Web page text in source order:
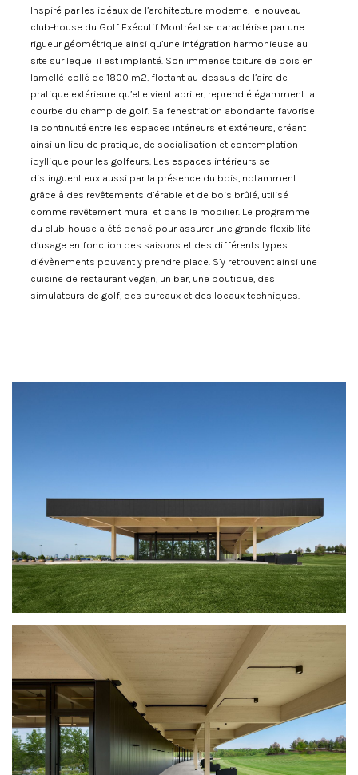
Inspiré par les idéaux de l’architecture moderne, le nouveau
club-house du Golf Exécutif Montréal se caractérise par une
rigueur géométrique ainsi qu’une intégration harmonieuse au
site sur lequel il est implanté. Son immense toiture de bois en
lamellé-collé de 1800 m2, flottant au-dessus de l’aire de
pratique extérieure qu’elle vient abriter, reprend élégamment la
courbe du champ de golf. Sa fenestration abondante favorise
la continuité entre les espaces intérieurs et extérieurs, créant
ainsi un lieu de pratique, de socialisation et contemplation
idyllique pour les golfeurs. Les espaces intérieurs se
distinguent eux aussi par la présence du bois, notamment
grâce à des revêtements d’érable et de bois brûlé, utilisé
comme revêtement mural et dans le mobilier. Le programme
du club-house a été pensé pour assurer une grande flexibilité
d’usage en fonction des saisons et des différents types
d’évènements pouvant y prendre place. S’y retrouvent ainsi une
cuisine de restaurant vegan, un bar, une boutique, des
simulateurs de golf, des bureaux et des locaux techniques.